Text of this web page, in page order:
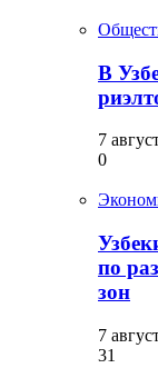
В
7
0
по
зон
7
31